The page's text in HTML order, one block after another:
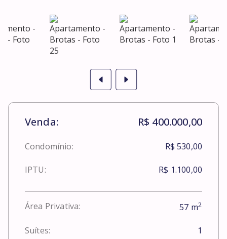
Venda: R$ 400.000,00
Condomínio: R$ 530,00
IPTU: R$ 1.100,00
Área Privativa: 57 m2
Suítes: 1